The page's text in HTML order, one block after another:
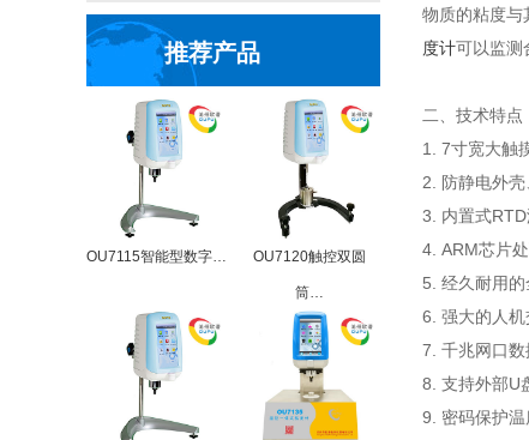
推荐产品
OU7115智能型数字… OU7120触控双圆
筒…
物质的粘度与
度计可以监测
二、技术特点
1. 7寸宽大触
2. 防静电外
3. 内置式
4. ARM芯片
5. 经久耐用
6. 强大的人
7. 千兆网口
8. 支持外部U
9. 密码保护